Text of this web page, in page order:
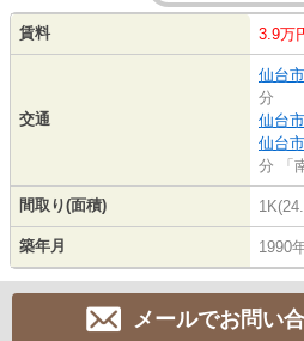
賃料 3.9万
交通
仙台
分
仙台
仙台
分 「
間取り(面積)
築年月 1990
メールでお問い